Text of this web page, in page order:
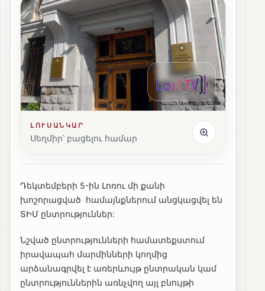
ԼՈՒՍԱՆԿԱՐ
Սեղմիր՝ բացելու համար
Դեկտեմբերի 5-ին Լոռու մի քանի
խոշորացված համայնքներում անցկացվել են
ՏԻՄ ընտրություններ:
Նշված ընտրությունների համատեքստում
իրավապահ մարմինների կողմից
արձանագրվել է առերևույթ ընտրական կամ
ընտրություններին առնչվող այլ բնույթի